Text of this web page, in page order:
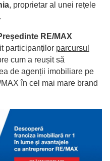
, proprietar al unei rețele
RE/MAX
participanților parcursul
cum a reușit să
de agenții imobiliare pe
în cel mai mare brand